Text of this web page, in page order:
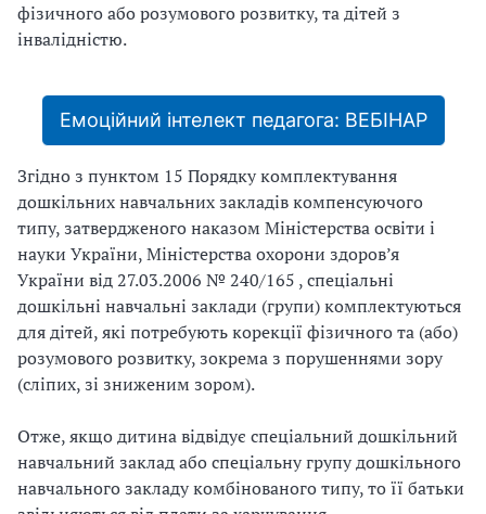
фiзичного або розумового розвитку, та дiтей з
iнвалiднiстю.
Емоційний інтелект педагога: ВЕБІНАР
Згiдно з пунктом 15 Порядку комплектування
дошкiльних навчальних закладiв компенсуючого
типу, затвердженого наказом Мiнiстерства освiти i
науки України, Мiнiстерства охорони здоров’я
України вiд 27.03.2006 № 240/165 , спецiальнi
дошкiльнi навчальнi заклади (групи) комплектуються
для дiтей, якi потребують корекцiї фiзичного та (або)
розумового розвитку, зокрема з порушеннями зору
(слiпих, зi зниженим зором).
Отже, якщо дитина вiдвiдує спецiальний дошкiльний
навчальний заклад або спецiальну групу дошкiльного
навчального закладу комбiнованого типу, то її батьки